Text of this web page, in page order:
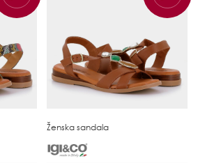
Ženska sandala